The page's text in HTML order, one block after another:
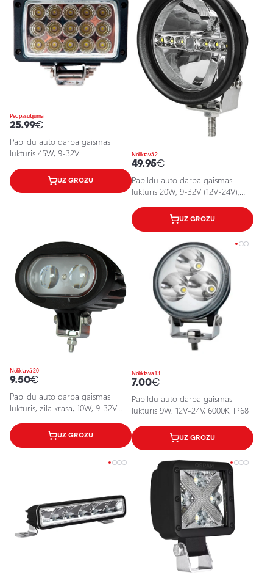
Pēc pasūtījuma
25.99€
Papildu auto darba gaismas
lukturis 45W, 9-32V
UZ GROZU
Noliktavā 2
49.95€
Papildu auto darba gaismas
lukturis 20W, 9-32V (12V-24V),
UZ GROZU
Noliktavā 20
9.50€
Papildu auto darba gaismas
lukturis, zilā krāsa, 10W, 9-32V
UZ GROZU
Noliktavā 13
7.00€
Papildu auto darba gaismas
lukturis 9W, 12V-24V, 6000K, IP68
UZ GROZU